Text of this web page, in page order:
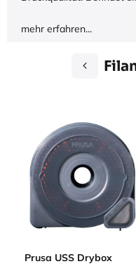
mehr erfahren...
Prusa USS Drybox